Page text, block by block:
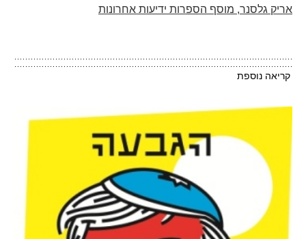
אריק גלסנר, מוסף הספרות ידיעות אחרונות
קריאה נוספת